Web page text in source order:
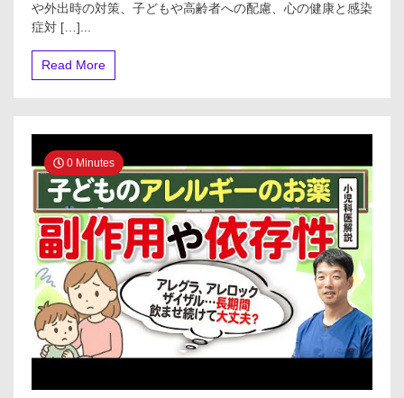
や外出時の対策、子どもや高齢者への配慮、心の健康と感染
症対 […]...
Read More
0 Minutes